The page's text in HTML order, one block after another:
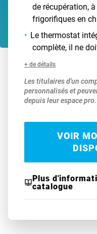
de récupération,
frigorifiques en
Le thermostat
complète, il ne
+ de détails
Les titulaires d'un
personnalisés et
depuis leur espace pro.
VOIR
Plus
catalogue